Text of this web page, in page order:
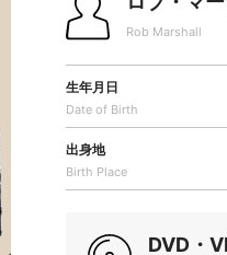
Rob Marshall
生年月日
Date of Birth
出身地
Birth Place
DVD・